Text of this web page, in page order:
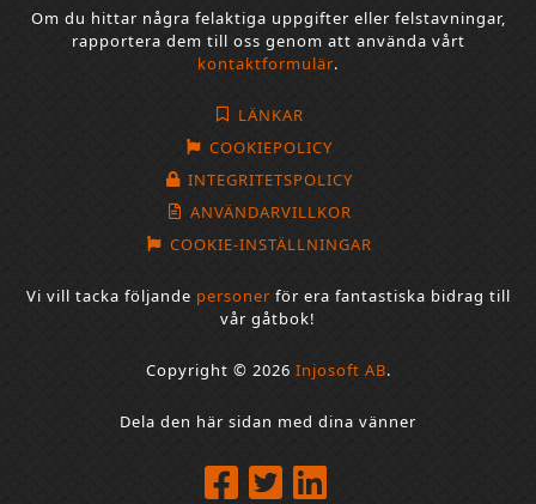
Om du hittar några felaktiga uppgifter eller felstavningar,
rapportera dem till oss genom att använda vårt
kontaktformulär.
LÄNKAR
COOKIEPOLICY
INTEGRITETSPOLICY
ANVÄNDARVILLKOR
COOKIE-INSTÄLLNINGAR
Vi vill tacka följande personerför era fantastiska bidrag till
vår gåtbok!
Copyright © 2026 Injosoft AB.
Dela den här sidan med dina vänner